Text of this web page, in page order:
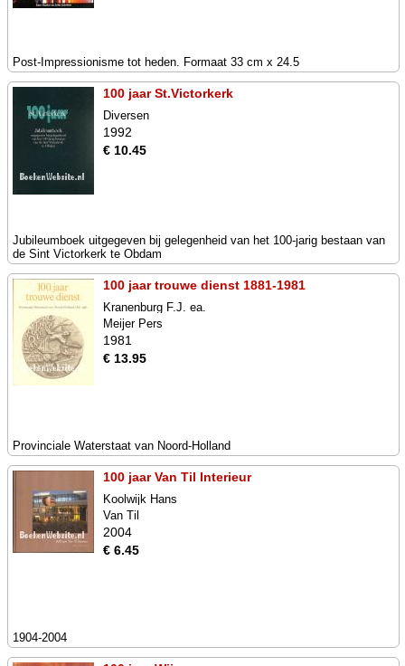
Post-Impressionisme tot heden. Formaat 33 cm x 24.5
100 jaar St.Victorkerk
Diversen
1992
€ 10.45
Jubileumboek uitgegeven bij gelegenheid van het 100-jarig bestaan van
de Sint Victorkerk te Obdam
100 jaar trouwe dienst 1881-1981
Kranenburg F.J. ea.
Meijer Pers
1981
€ 13.95
Provinciale Waterstaat van Noord-Holland
100 jaar Van Til Interieur
Koolwijk Hans
Van Til
2004
€ 6.45
1904-2004